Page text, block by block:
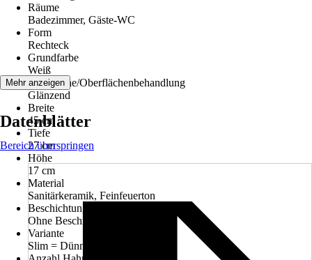
Räume
Badezimmer, Gäste-WC
Form
Rechteck
Grundfarbe
Weiß
Oberfläche/Oberflächenbehandlung
Glänzend
Breite
45 cm
Tiefe
27 cm
Höhe
17 cm
Material
Sanitärkeramik, Feinfeuerton
Beschichtung
Ohne Beschichtung
Variante
Slim = Dünnwandig
Mehr anzeigen
Datenblätter
Bereich überspringen